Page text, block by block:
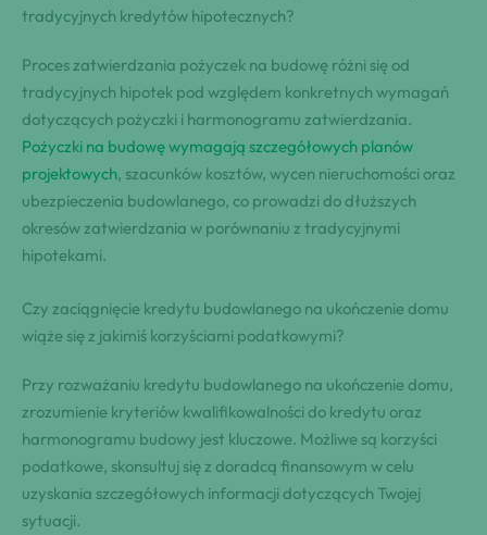
tradycyjnych kredytów hipotecznych?
Proces zatwierdzania pożyczek na budowę różni się od
tradycyjnych hipotek pod względem konkretnych wymagań
dotyczących pożyczki i harmonogramu zatwierdzania.
Pożyczki na budowę wymagają szczegółowych planów
projektowych, szacunków kosztów, wycen nieruchomości oraz
ubezpieczenia budowlanego, co prowadzi do dłuższych
okresów zatwierdzania w porównaniu z tradycyjnymi
hipotekami.
Czy zaciągnięcie kredytu budowlanego na ukończenie domu
wiąże się z jakimiś korzyściami podatkowymi?
Przy rozważaniu kredytu budowlanego na ukończenie domu,
zrozumienie kryteriów kwalifikowalności do kredytu oraz
harmonogramu budowy jest kluczowe. Możliwe są korzyści
podatkowe, skonsultuj się z doradcą finansowym w celu
uzyskania szczegółowych informacji dotyczących Twojej
sytuacji.